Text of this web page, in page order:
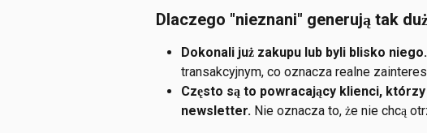
Dlaczego "nieznani" generują tak
Dokonali już zakupu lub byli blisko niego.
transakcyjnym, co oznacza realne
Często są to powracający klienci,
newsletter. Nie oznacza to, że nie chcą